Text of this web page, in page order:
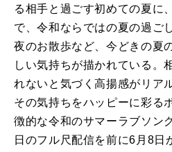
る相手と過ごす初めての夏に
で、令和ならではの夏の過ご
夜のお散歩など、今どきの夏
しい気持ちが描かれている。
れないと気づく高揚感がリア
その気持ちをハッピーに彩る
徴的な令和のサマーラブソン
日のフル尺配信を前に6月8日